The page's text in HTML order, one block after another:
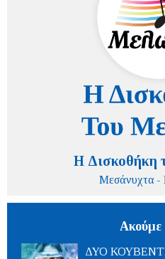
Η Δισκοθήκη
Μεσάνυχτα -
ΔΥΟ